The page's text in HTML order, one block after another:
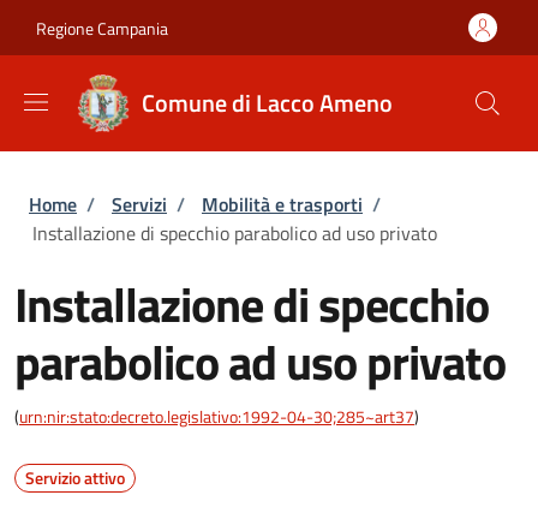
Regione Campania
Comune di Lacco Ameno
Briciole di pane
Home / Servizi / Mobilità e trasporti /
Installazione di specchio parabolico ad uso privato
Installazione di specchio
parabolico ad uso privato
(urn:nir:stato:decreto.legislativo:1992-04-30;285~art37)
Servizio attivo